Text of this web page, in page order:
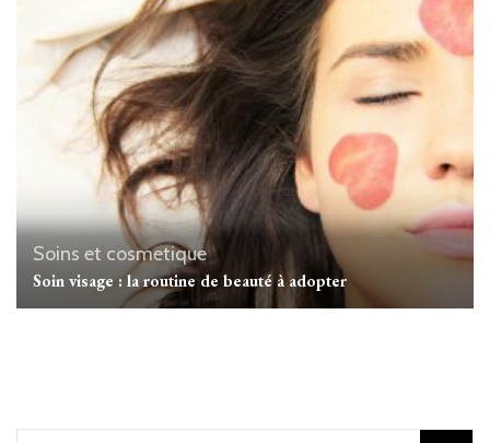
Soins et cosmetique
Soin visage : la routine de beauté à adopter